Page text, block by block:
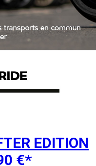
EDITION
€*